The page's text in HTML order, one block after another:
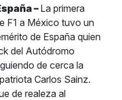
–La primera
F1 a México tuvo un
de España quien
del Autódromo
de cerca la
Carlos Sainz.
de realeza al